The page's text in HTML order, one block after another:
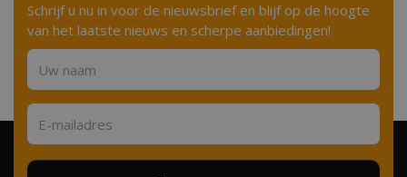
Schrijf u nu in voor de nieuwsbrief en blijf op de hoogte
van het laatste nieuws en scherpe aanbiedingen!